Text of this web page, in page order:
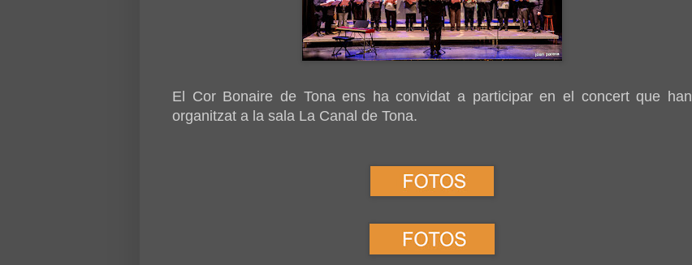
El Cor Bonaire de Tona ens ha convidat a participar en el concert que han
organitzat a la sala La Canal de Tona.